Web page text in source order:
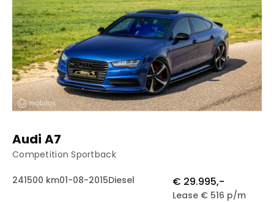
Audi A7
Competition Sportback
241500 km01-08-2015Diesel € 29.995,-
Lease € 516 p/m